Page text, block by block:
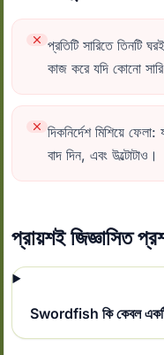
প্রতিটি সারিতে
কাজ করে যদি কোনো
দিকনির্দেশ মিশিয়ে
বাদ দিন, এবং উল্টোটাও।
প্রায়শই জিজ্ঞাসিত
Swordfish কি কেবল